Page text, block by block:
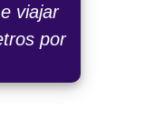
viajar
por